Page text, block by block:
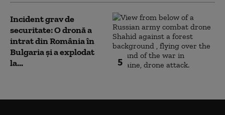
5
Incident grav de
securitate: O dronă a
intrat din România în
Bulgaria şi a explodat
la...